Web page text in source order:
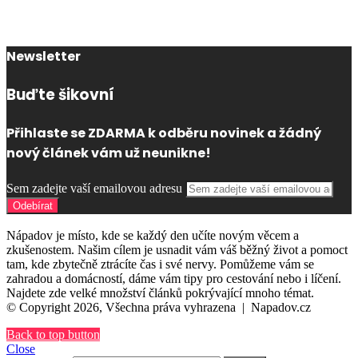
Newsletter
Buďte šikovní
Přihlaste se ZDARMA k odběru novinek a žádný
nový článek vám už neunikne!
Sem zadejte vaší emailovou adresu
Nápadov je místo, kde se každý den učíte novým věcem a
zkušenostem. Našim cílem je usnadit vám váš běžný život a pomoct
tam, kde zbytečně ztrácíte čas i své nervy. Pomůžeme vám se
zahradou a domácností, dáme vám tipy pro cestování nebo i líčení.
Najdete zde velké množství článků pokrývající mnoho témat.
© Copyright 2026, Všechna práva vyhrazena | Napadov.cz
Back to top button
Close